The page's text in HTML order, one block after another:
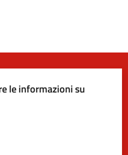
le informazioni su